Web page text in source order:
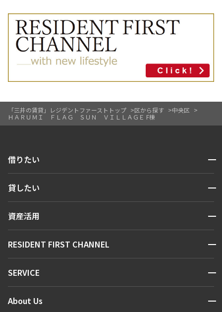
「三井の賃貸」レジデントファーストトップ 区から探す
中央区
ＨＡＲＵＭＩ ＦＬＡＧ ＳＵＮ ＶＩＬＬＡＧＥ F棟
借りたい 開閉
人気エリアから探す
新着情報から探す
新着募集情報
貸したい 開閉
お問い合わせ
資産活用 開閉
お問い合わせ
RESIDENT FIRST CHANNEL 開閉
マンションレポート
住まいのコラム
SERVICE 開閉
会員ページ
About Us 開閉